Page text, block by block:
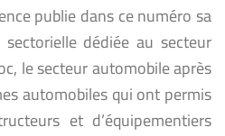
publie dans ce numéro sa
dédiée au secteur
le secteur automobile après
automobiles qui ont permis
et d’équipementiers